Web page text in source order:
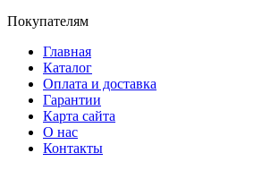
Покупателям
Главная
Каталог
Оплата и доставка
Гарантии
Карта сайта
О нас
Контакты